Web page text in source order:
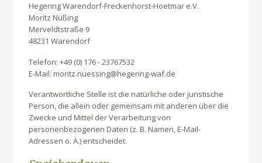
Hegering Warendorf-Freckenhorst-Hoetmar e.V.
Moritz Nüßing
Merveldtstraße 9
48231 Warendorf
Telefon: +49 (0) 176 - 23767532
E-Mail: moritz.nuessing@hegering-waf.de
Verantwortliche Stelle ist die natürliche oder juristische
Person, die allein oder gemeinsam mit anderen über die
Zwecke und Mittel der Verarbeitung von
personenbezogenen Daten (z. B. Namen, E-Mail-
Adressen o. Ä.) entscheidet.